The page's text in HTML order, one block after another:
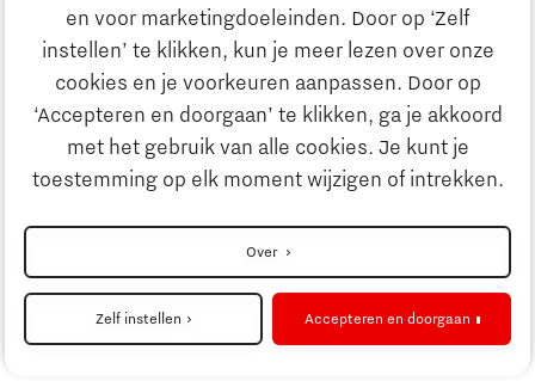
en voor marketingdoeleinden. Door op ‘Zelf
instellen’ te klikken, kun je meer lezen over onze
cookies en je voorkeuren aanpassen. Door op
‘Accepteren en doorgaan’ te klikken, ga je akkoord
met het gebruik van alle cookies. Je kunt je
toestemming op elk moment wijzigen of intrekken.
Over
Zelf instellen Accepteren en doorgaan
Ondernemen
Onderwijs
Strategie & Organisatie
Zoeken
Contact
Naar internationale website
Privacyverklaring
Cookieinstellingen